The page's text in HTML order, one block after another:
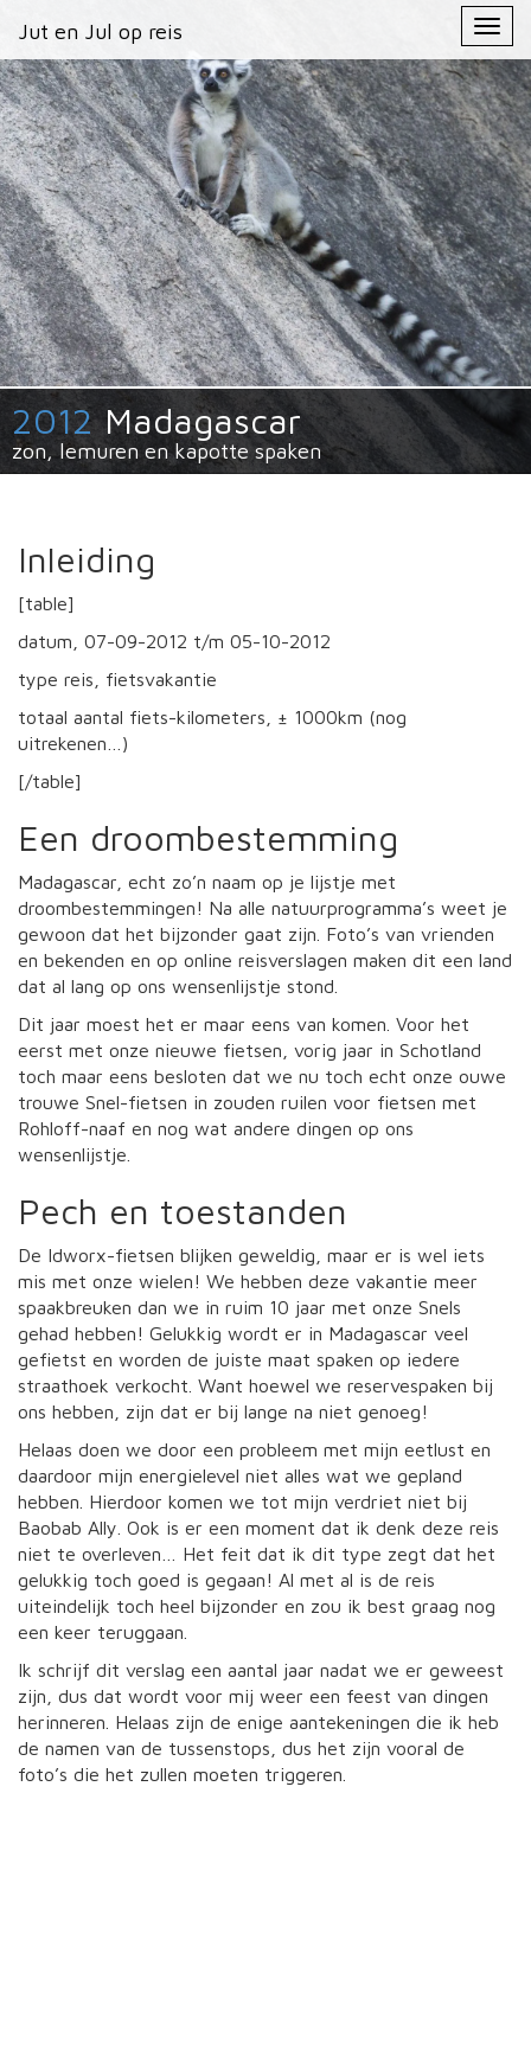
Jut en Jul op reis
Primary
Menu
Jut en Jul op reis
2012Madagascar
zon, lemuren en kapotte spaken
Inleiding
[table]
datum, 07-09-2012 t/m 05-10-2012
type reis, fietsvakantie
totaal aantal fiets-kilometers, ± 1000km (nog
uitrekenen…)
[/table]
Een droombestemming
Madagascar, echt zo’n naam op je lijstje met
droombestemmingen! Na alle natuurprogramma’s weet je
gewoon dat het bijzonder gaat zijn. Foto’s van vrienden
en bekenden en op online reisverslagen maken dit een land
dat al lang op ons wensenlijstje stond.
Dit jaar moest het er maar eens van komen. Voor het
eerst met onze nieuwe fietsen, vorig jaar in Schotland
toch maar eens besloten dat we nu toch echt onze ouwe
trouwe Snel-fietsen in zouden ruilen voor fietsen met
Rohloff-naaf en nog wat andere dingen op ons
wensenlijstje.
Pech en toestanden
De Idworx-fietsen blijken geweldig, maar er is wel iets
mis met onze wielen! We hebben deze vakantie meer
spaakbreuken dan we in ruim 10 jaar met onze Snels
gehad hebben! Gelukkig wordt er in Madagascar veel
gefietst en worden de juiste maat spaken op iedere
straathoek verkocht. Want hoewel we reservespaken bij
ons hebben, zijn dat er bij lange na niet genoeg!
Helaas doen we door een probleem met mijn eetlust en
daardoor mijn energielevel niet alles wat we gepland
hebben. Hierdoor komen we tot mijn verdriet niet bij
Baobab Ally. Ook is er een moment dat ik denk deze reis
niet te overleven… Het feit dat ik dit type zegt dat het
gelukkig toch goed is gegaan! Al met al is de reis
uiteindelijk toch heel bijzonder en zou ik best graag nog
een keer teruggaan.
Ik schrijf dit verslag een aantal jaar nadat we er geweest
zijn, dus dat wordt voor mij weer een feest van dingen
herinneren. Helaas zijn de enige aantekeningen die ik heb
de namen van de tussenstops, dus het zijn vooral de
foto’s die het zullen moeten triggeren.